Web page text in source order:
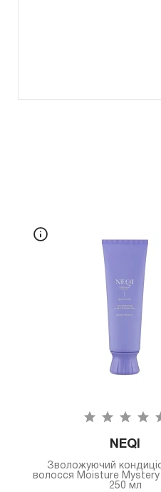
NEQI
Зволожуючий
волосся Moisture
250 мл